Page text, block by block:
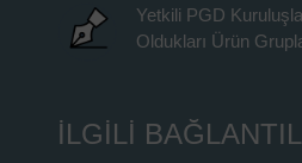
Yetkili PGD
Oldukları Ürün
İLGİLİ